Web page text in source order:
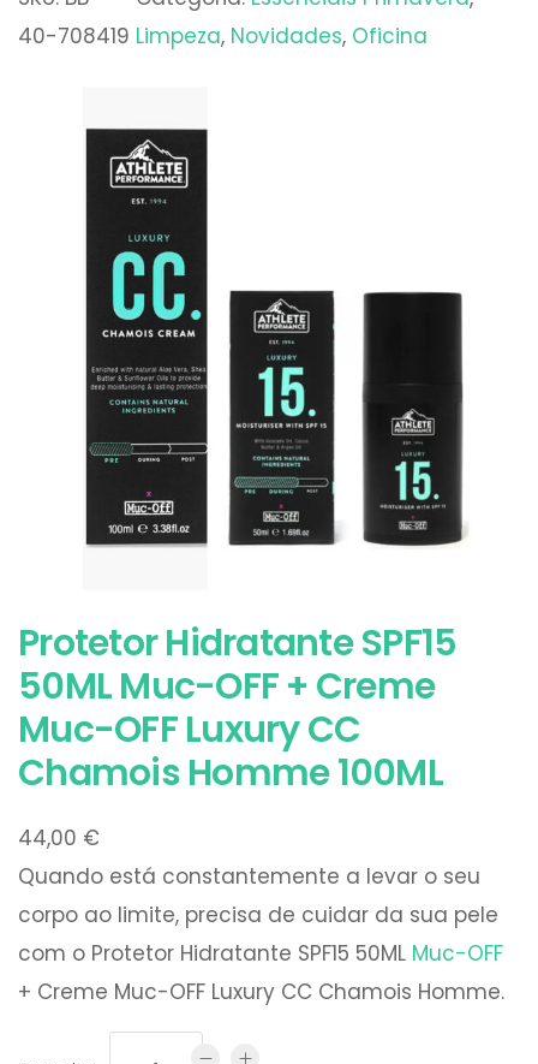
40-708419 Limpeza, Novidades, Oficina
Protetor Hidratante SPF15
50ML Muc-OFF + Creme
Muc-OFF Luxury CC
Chamois Homme 100ML
44,00 €
Quando está constantemente a levar o seu
corpo ao limite, precisa de cuidar da sua pele
com o Protetor Hidratante SPF15 50ML Muc-OFF
+ Creme Muc-OFF Luxury CC Chamois Homme.